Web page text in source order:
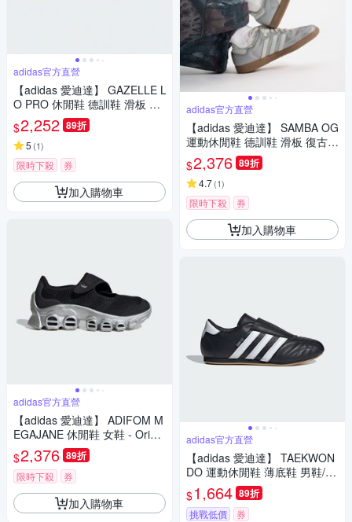
adidas官方直營
【adidas 愛迪達】 GAZELLE L
O PRO 休閒鞋 德訓鞋 滑板 復
古 薄底鞋 女鞋 - Originals JR8
893
$2,252 89折
5 (1)
限時下殺 券
加入購物車
adidas官方直營
【adidas 愛迪達】 ADIFOM M
EGAJANE 休閒鞋 女鞋 - Origin
als JP8117
$2,376 89折
限時下殺 券
加入購物車
adidas官方直營
【adidas 愛迪達】 SAMBA OG
運動休閒鞋 德訓鞋 滑板 復古
女鞋 - Originals KI6264
$2,376 89折
4.7(1)
限時下殺 券
加入購物車
adidas官方直營
【adidas 愛迪達】 TAEKWON
DO 運動休閒鞋 薄底鞋 男鞋/女
鞋 - Originals JQ4775
$1,664 89折
挑戰低價 券